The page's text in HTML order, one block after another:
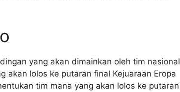
yang akan dimainkan oleh tim nasional
akan lolos ke putaran final Kejuaraan Eropa
tim mana yang akan lolos ke putaran